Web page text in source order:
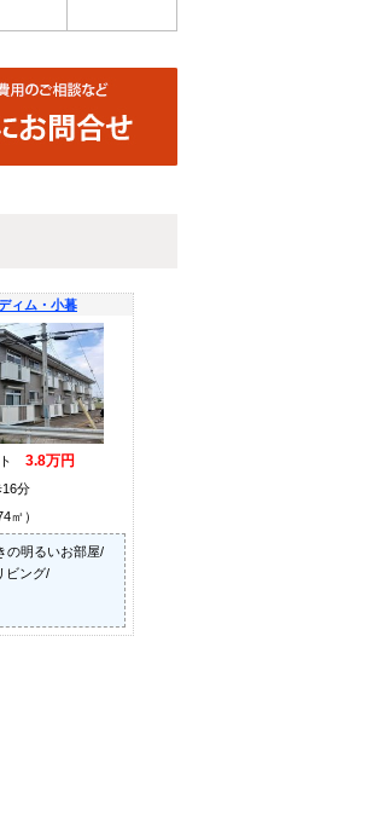
ィム・小暮
ト 3.8万円
分
㎡）
の明るいお部屋/
ビング/